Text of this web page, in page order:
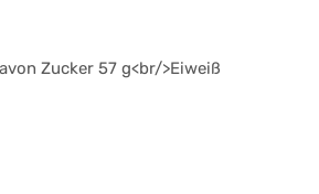
Zucker 57 g<br/>Eiweiß